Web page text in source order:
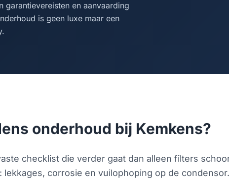
en aanvaarding
is geen luxe maar een
onderhoud bij Kemkens?
checklist die verder gaat dan alleen filters
corrosie en vuilophoping op de